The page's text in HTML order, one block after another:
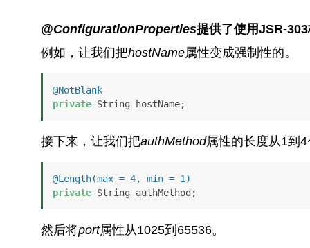
@ConfigurationProperties提供了使用JSR-
例如，让我们把hostName属性变成强制性的。
@NotBlank
private String hostName;
接下来，让我们把authMethod属性的长度从1到
@Length(max = 4, min = 1)
private String authMethod;
然后将port属性从1025到65536。